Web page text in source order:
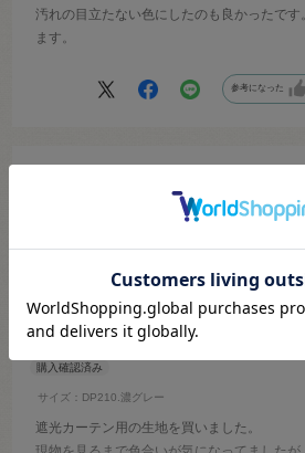
汚れの目立たない色にしたのも良かったで
ます。
参考になった
むうみんまま
サイズ：DP210.濃グレー
遮光カーテン用の生地を買いました。